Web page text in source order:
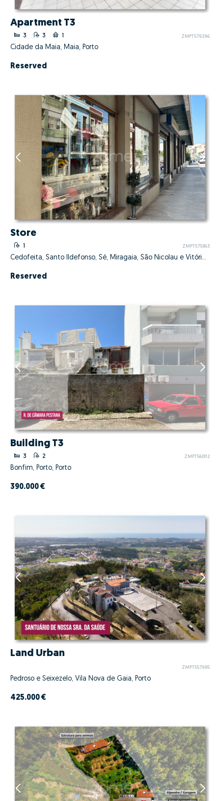
Apartment T3
3 3 ZMPT579296
Cidade da Maia, Maia, Porto
Reserved
Store
1 ZMPT575863
Cedofeita, Santo Ildefonso, Sé, Miragaia, São Nicolau e Vitória, Porto, Porto
Reserved
Building T3
3 2 ZMPT560112
Bonfim, Porto, Porto
390.000 €
Land Urban
ZMPT557985
Pedroso e Seixezelo, Vila Nova de Gaia, Porto
425.000 €